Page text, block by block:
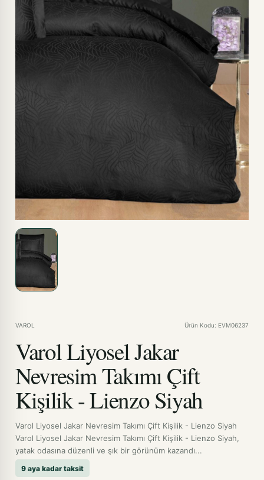
VAROL Ürün Kodu: EVM06237
Varol Liyosel Jakar
Nevresim Takımı Çift
Kişilik - Lienzo Siyah
Varol Liyosel Jakar Nevresim Takımı Çift Kişilik - Lienzo Siyah
Varol Liyosel Jakar Nevresim Takımı Çift Kişilik - Lienzo Siyah,
yatak odasına düzenli ve şık bir görünüm kazandı...
9 aya kadar taksit